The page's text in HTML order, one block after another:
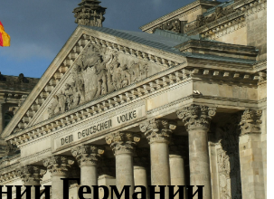
Германии